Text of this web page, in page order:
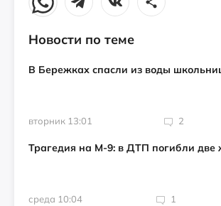
Новости по теме
В Бережках спасли из воды
вторник 13:01 2
Трагедия на М-9: в ДТП погибли
среда 10:04 1